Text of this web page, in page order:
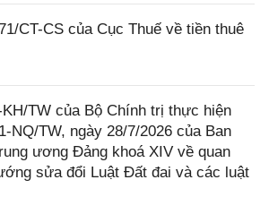
CT-CS của Cục Thuế về tiền thuê
KH/TW của Bộ Chính trị thực hiện
NQ/TW, ngày 28/7/2026 của Ban
ương Đảng khoá XIV về quan
sửa đổi Luật Đất đai và các luật